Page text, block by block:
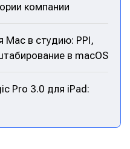
компании
Mac в студию: PPI,
в macOS
Pro 3.0 для iPad: